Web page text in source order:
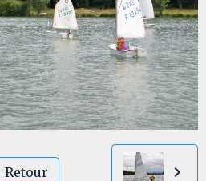
Retour